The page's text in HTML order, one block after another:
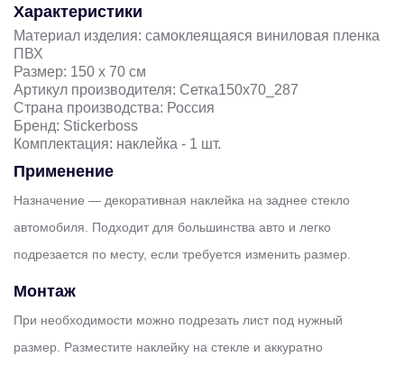
Характеристики
Материал изделия: самоклеящаяся виниловая пленка
ПВХ
Размер: 150 х 70 см
Артикул производителя: Сетка150х70_287
Страна производства: Россия
Бренд: Stickerboss
Комплектация: наклейка - 1 шт.
Применение
Назначение — декоративная наклейка на заднее стекло
автомобиля. Подходит для большинства авто и легко
подрезается по месту, если требуется изменить размер.
Монтаж
При необходимости можно подрезать лист под нужный
размер. Разместите наклейку на стекле и аккуратно